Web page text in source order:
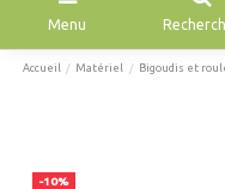
Menu
Accueil Matériel Bigoudis et
-10%